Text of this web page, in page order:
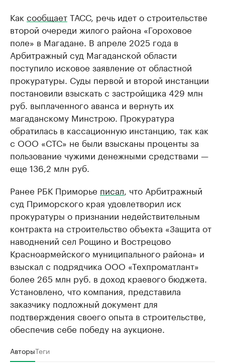
Как сообщаетТАСС, речь идет о строительстве
второй очереди жилого района «Гороховое
поле» в Магадане. В апреле 2025 года в
Арбитражный суд Магаданской области
поступило исковое заявление от областной
прокуратуры. Суды первой и второй инстанции
постановили взыскать с застройщика 429 млн
руб. выплаченного аванса и вернуть их
магаданскому Минстрою. Прокуратура
обратилась в кассационную инстанцию, так как
с ООО «СТС» не были взысканы проценты за
пользование чужими денежными средствами —
еще 136,2 млн руб.
Ранее РБК Приморье писал, что Арбитражный
суд Приморского края удовлетворил иск
прокуратуры о признании недействительным
контракта на строительство объекта «Защита от
наводнений сел Рощино и Вострецово
Красноармейского муниципального района» и
взыскал с подрядчика ООО «Техпроматлант»
более 265 млн руб. в доход краевого бюджета.
Установлено, что компания, представила
заказчику подложный документ для
подтверждения своего опыта в строительстве,
обеспечив себе победу на аукционе.
АвторыТеги